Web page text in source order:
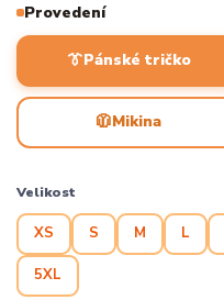
Provedení
👔Pánské tričko
🧥Mikina
Velikost
XS S M L
5XL